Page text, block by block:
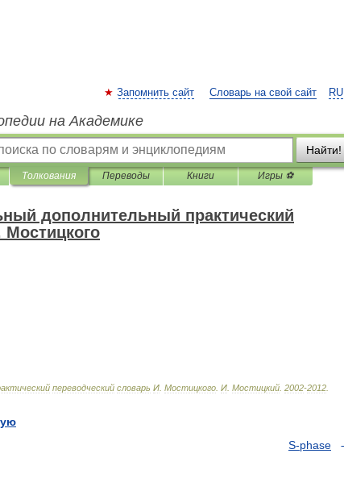
RU
Запомнить сайт Словарь на свой сайт
на Академике
Найти!
Толкования Переводы Книги Игры ⚽
дополнительный практический
Мостицкого
переводческий словарь И Мостицкого И Мостицкий 2002-2012
S-phase